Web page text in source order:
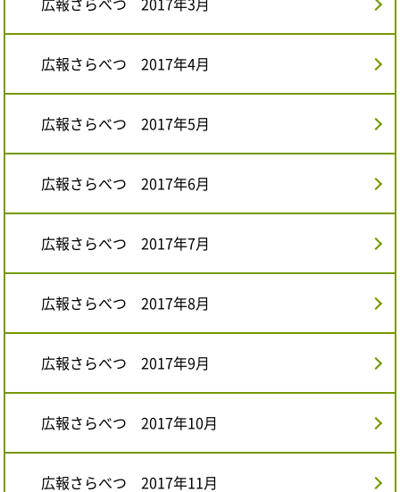
広報さらべつ 2017年4月
広報さらべつ 2017年5月
広報さらべつ 2017年6月
広報さらべつ 2017年7月
広報さらべつ 2017年8月
広報さらべつ 2017年9月
広報さらべつ 2017年10月
広報さらべつ 2017年11月